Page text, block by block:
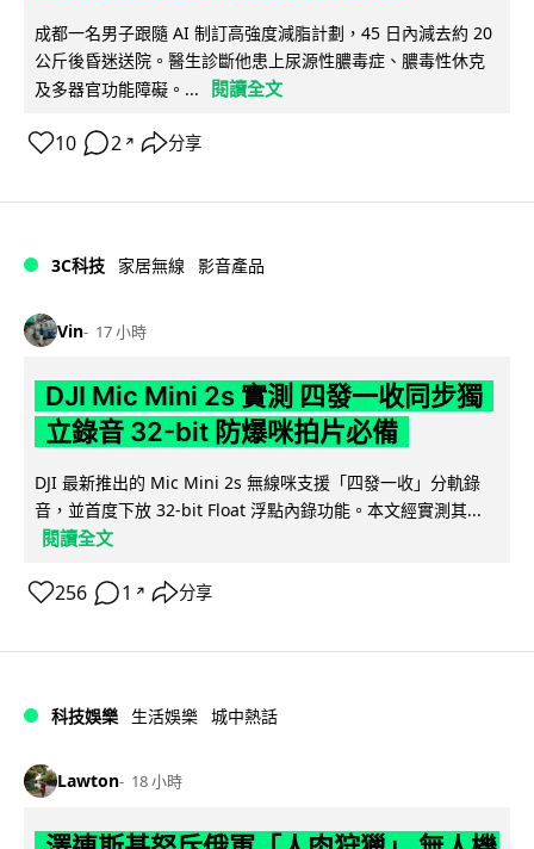
成都一名男子跟隨 AI 制訂高強度減脂計劃，45 日內減去約 20
公斤後昏迷送院。醫生診斷他患上尿源性膿毒症、膿毒性休克
及多器官功能障礙。...
閱讀全文
10 2 ↗ 分享
3C科技 家居無線 影音產品
Vin 17 小時
DJI Mic Mini 2s 實測 四發一收同步獨
立錄音 32-bit 防爆咪拍片必備
DJI 最新推出的 Mic Mini 2s 無線咪支援「四發一收」分軌錄
音，並首度下放 32-bit Float 浮點內錄功能。本文經實測其...
閱讀全文
256 1 ↗ 分享
科技娛樂 生活娛樂 城中熱話
Lawton 18 小時